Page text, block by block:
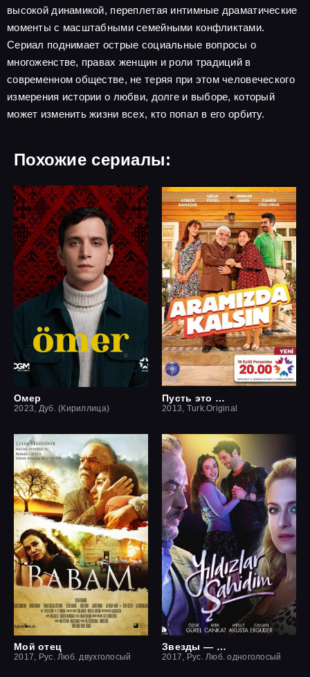
высокой динамикой, переплетая интимные драматические
моменты с масштабными семейными конфликтами.
Сериал поднимает острые социальные вопросы о
многоженстве, правах женщин и роли традиций в
современном обществе, не теряя при этом человеческого
измерения истории о любви, долге и выборе, который
может изменить жизни всех, кто попал в его орбиту.
Похожие сериалы:
Омер
2023, Дуб. (Кириллица)
Пусть это останется между нами
2013, Turk.Original
Мой отец
2017, Рус. Люб. двухголосый
Звезды — мои свидетели
2017, Рус. Люб. одноголосый